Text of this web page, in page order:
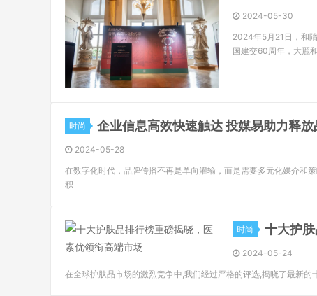
2024-05-30
2024年5月21日，和
国建交60周年，大麗
时尚 企业信息高效快速触达 投媒易助力释
2024-05-28
在数字化时代，品牌传播不再是单向灌输，而是需要多元化媒介和
积
时尚 十大护
2024-05-24
在全球护肤品市场的激烈竞争中,我们经过严格的评选,揭晓了最新